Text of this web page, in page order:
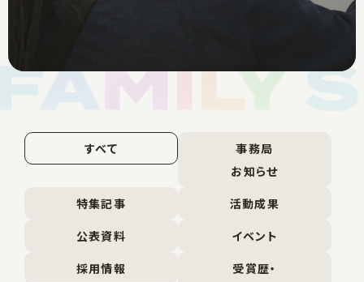
すべて
事務局
お知らせ
特集記事
活動成果
公表資料
イベント
採用情報
受賞歴・